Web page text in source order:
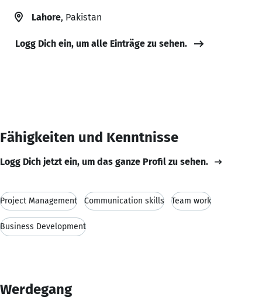
Lahore, Pakistan
Logg Dich ein, um alle Einträge zu sehen.
Fähigkeiten und Kenntnisse
Logg Dich jetzt ein, um das ganze Profil zu sehen.
Project Management Communication skills Team work
Business Development
Werdegang